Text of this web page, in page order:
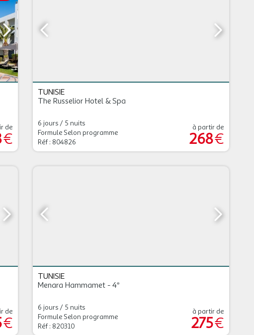
de
€
TUNISIE
The Russelior Hotel & Spa
6 jours / 5 nuits
Formule Selon programme
Réf : 804826
à partir de
268€
de
€
TUNISIE
Menara Hammamet - 4*
6 jours / 5 nuits
Formule Selon programme
Réf : 820310
à partir de
275€